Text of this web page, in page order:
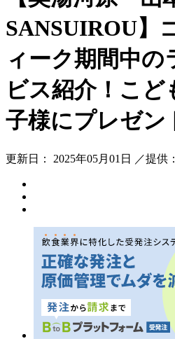
SANSUIROU】
ィーク期間中の
ビス紹介！こ
子様にプレゼン
更新日： 2025年05月01日 ／提供